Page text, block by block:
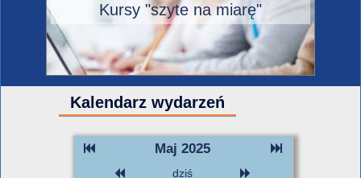
Kursy "szyte na miarę"
Kalendarz wydarzeń
Maj 2025
dziś